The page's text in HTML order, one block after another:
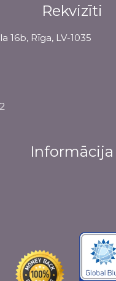
Rekvizīti
16b, Rīga, LV-1035
Informācija